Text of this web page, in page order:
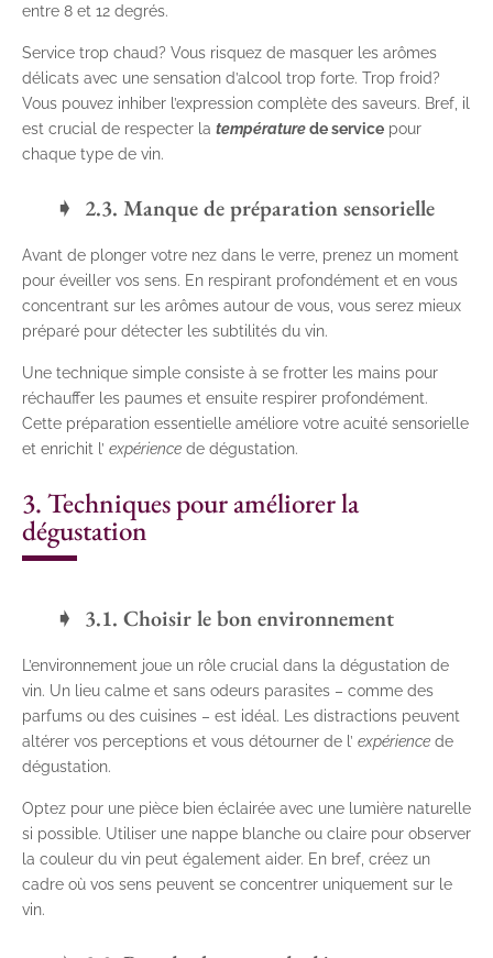
entre 8 et 12 degrés.
Service trop chaud? Vous risquez de masquer les arômes
délicats avec une sensation d’alcool trop forte. Trop froid?
Vous pouvez inhiber l’expression complète des saveurs. Bref, il
est crucial de respecter la températurede service pour
chaque type de vin.
2.3. Manque de préparation sensorielle
Avant de plonger votre nez dans le verre, prenez un moment
pour éveiller vos sens. En respirant profondément et en vous
concentrant sur les arômes autour de vous, vous serez mieux
préparé pour détecter les subtilités du vin.
Une technique simple consiste à se frotter les mains pour
réchauffer les paumes et ensuite respirer profondément.
Cette préparation essentielle améliore votre acuité sensorielle
et enrichit l’ expérience de dégustation.
3. Techniques pour améliorer la
dégustation
3.1. Choisir le bon environnement
L’environnement joue un rôle crucial dans la dégustation de
vin. Un lieu calme et sans odeurs parasites – comme des
parfums ou des cuisines – est idéal. Les distractions peuvent
altérer vos perceptions et vous détourner de l’ expérience de
dégustation.
Optez pour une pièce bien éclairée avec une lumière naturelle
si possible. Utiliser une nappe blanche ou claire pour observer
la couleur du vin peut également aider. En bref, créez un
cadre où vos sens peuvent se concentrer uniquement sur le
vin.